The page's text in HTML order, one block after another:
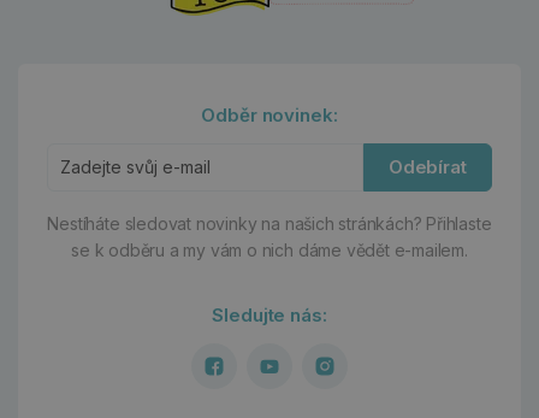
Odběr novinek:
Odebírat
Nestíháte sledovat novinky na našich stránkách? Přihlaste
se k odběru a my vám o nich dáme vědět e-mailem.
Sledujte nás: